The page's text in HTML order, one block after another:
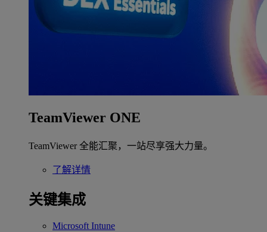
TeamViewer ONE
TeamViewer 全能汇聚，一站尽享强大力量。
了解详情
关键集成
Microsoft Intune